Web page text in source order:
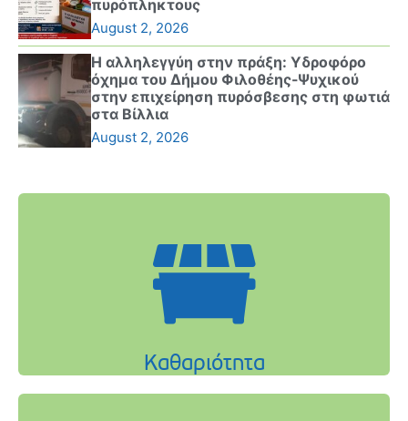
πυρόπληκτους
August 2, 2026
Η αλληλεγγύη στην πράξη: Υδροφόρο
όχημα του Δήμου Φιλοθέης-Ψυχικού
στην επιχείρηση πυρόσβεσης στη φωτιά
στα Βίλλια
August 2, 2026